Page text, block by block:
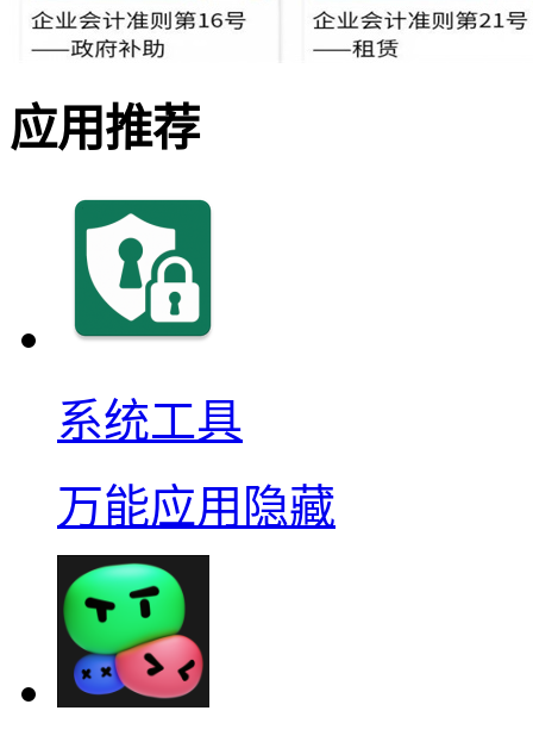
应用推荐
系统工具
万能应用隐藏